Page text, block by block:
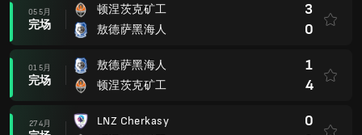
05 5月
完场
顿涅茨克矿工
敖德萨黑海人
3
0
01 5月
完场
敖德萨黑海人
顿涅茨克矿工
1
4
27 4月
LNZ Cherkasy
0